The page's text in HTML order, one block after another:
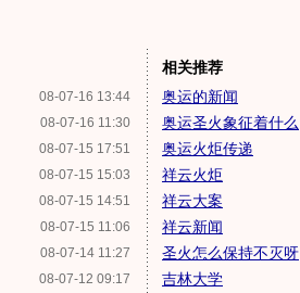
08-07-16 13:44
08-07-16 11:30
08-07-15 17:51
08-07-15 15:03
08-07-15 14:51
08-07-15 11:06
08-07-14 11:27
08-07-12 09:17
相关推荐
奥运的新闻
奥运圣火象征着什么
奥运火炬传递
祥云火炬
祥云大案
祥云新闻
圣火怎么保持不灭呀
吉林大学